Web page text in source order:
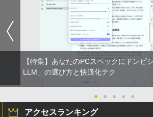
【特集】あなたのPCスペックにドンピ
LLM」の選び方と快適化テク
● ● ● ● ●
アクセスランキング